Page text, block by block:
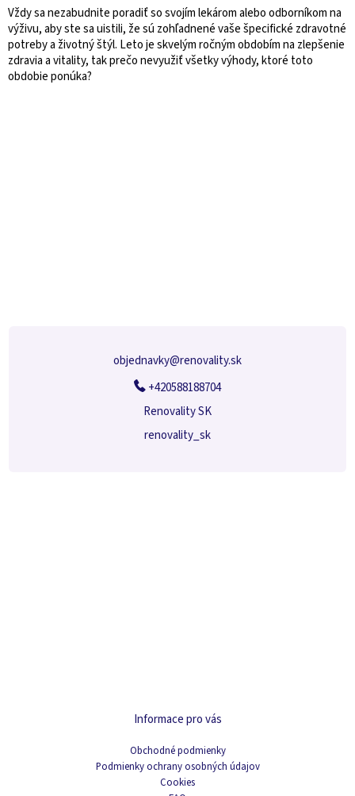
Vždy sa nezabudnite poradiť so svojím lekárom alebo odborníkom na
výživu, aby ste sa uistili, že sú zohľadnené vaše špecifické zdravotné
potreby a životný štýl. Leto je skvelým ročným obdobím na zlepšenie
zdravia a vitality, tak prečo nevyužiť všetky výhody, ktoré toto
obdobie ponúka?
Informace pro vás
Obchodné podmienky
Podmienky ochrany osobných údajov
Cookies
objednavky@renovality.sk
+420588188704
Renovality SK
renovality_sk